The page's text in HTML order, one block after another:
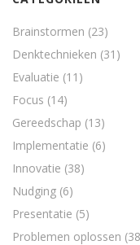
Brainstormen (23)
Denktechnieken (31)
Evaluatie (11)
Focus (14)
Gereedschap (13)
Implementatie (6)
Innovatie (38)
Nudging (6)
Presentatie (5)
Problemen oplossen